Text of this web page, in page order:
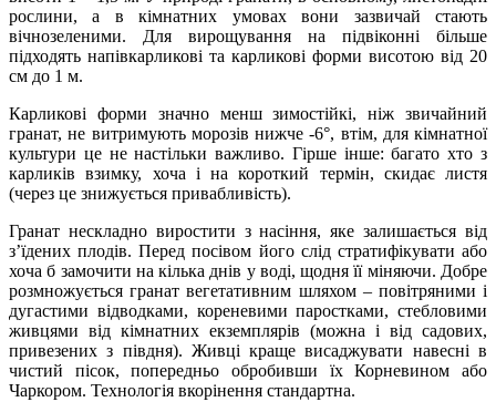
рослини, а в кімнатних умовах вони зазвичай стають
вічнозеленими. Для вирощування на підвіконні більше
підходять напівкарликові та карликові форми висотою від 20
см до 1 м.
Карликові форми значно менш зимостійкі, ніж звичайний
гранат, не витримують морозів нижче -6°, втім, для кімнатної
культури це не настільки важливо. Гірше інше: багато хто з
карликів взимку, хоча і на короткий термін, скидає листя
(через це знижується привабливість).
Гранат нескладно виростити з насіння, яке залишається від
з’їдених плодів. Перед посівом його слід стратифікувати або
хоча б замочити на кілька днів у воді, щодня її міняючи. Добре
розмножується гранат вегетативним шляхом – повітряними і
дугастими відводками, кореневими паростками, стебловими
живцями від кімнатних екземплярів (можна і від садових,
привезених з півдня). Живці краще висаджувати навесні в
чистий пісок, попередньо обробивши їх Корневином або
Чаркором. Технологія вкорінення стандартна.